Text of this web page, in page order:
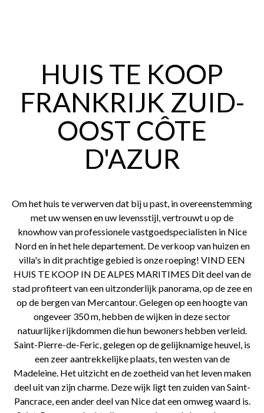
HUIS TE KOOP
FRANKRIJK ZUID-
OOST CÔTE
D'AZUR
Om het huis te verwerven dat bij u past, in overeenstemming
met uw wensen en uw levensstijl, vertrouwt u op de
knowhow van professionele vastgoedspecialisten in Nice
Nord en in het hele departement. De verkoop van huizen en
villa's in dit prachtige gebied is onze roeping! VIND EEN
HUIS TE KOOP IN DE ALPES MARITIMES Dit deel van de
stad profiteert van een uitzonderlijk panorama, op de zee en
op de bergen van Mercantour. Gelegen op een hoogte van
ongeveer 350 m, hebben de wijken in deze sector
natuurlijke rijkdommen die hun bewoners hebben verleid.
Saint-Pierre-de-Feric, gelegen op de gelijknamige heuvel, is
een zeer aantrekkelijke plaats, ten westen van de
Madeleine. Het uitzicht en de zoetheid van het leven maken
deel uit van zijn charme. Deze wijk ligt ten zuiden van Saint-
Pancrace, een ander deel van Nice dat een omweg waard is.